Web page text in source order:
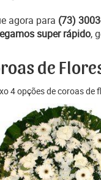
agora para (73)
super rápido,
de
4 opções de coroas de